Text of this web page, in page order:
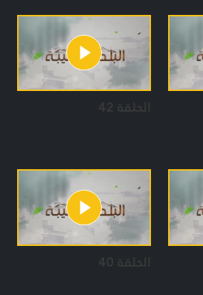
الحلقة 42
الحلقة 40